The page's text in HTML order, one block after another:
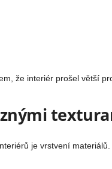
že interiér prošel větší
je vrstvení materiálů.